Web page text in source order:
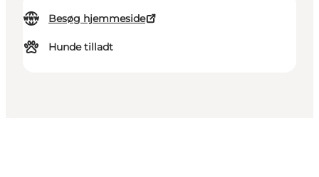
Besøg hjemmeside
Hunde tilladt